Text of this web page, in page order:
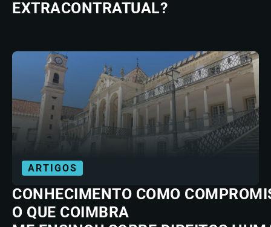
EXTRACONTRATUAL?
ARTIGOS
CONHECIMENTO COMO
O QUE COIMBRA